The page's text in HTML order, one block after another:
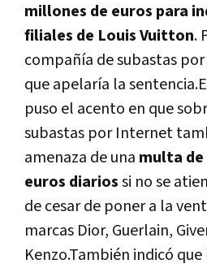
millones de euros para
filiales de Louis Vuitton.
compañí­a de subastas
que apelarí­a la
puso el acento en que
subastas por Internet
amenaza de una multa de
euros diariossi no se
de cesar de poner a la
marcas Dior, Guerlain,
Kenzo.También indicó